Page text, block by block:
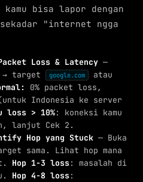
bisa lapor dengan
"internet ngga
Loss & Latency —
→ target google.com atau
0% packet loss,
Indonesia ke server
loss > 10%: koneksi kamu
lanjut Cek 2.
Hop yang Stuck — Buka
sama. Lihat hop mana
Hop 1-3 loss : masalah di
Hop 4-8 loss :